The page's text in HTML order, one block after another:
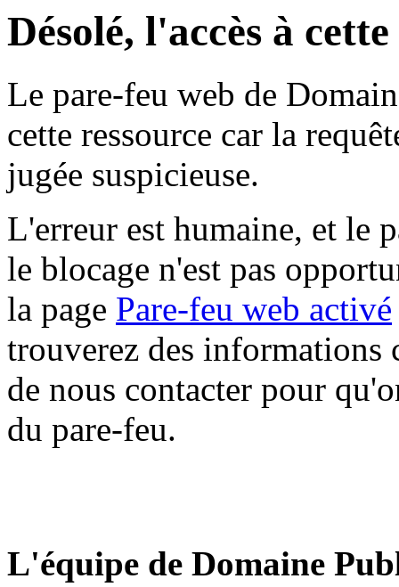
Désolé, l'accès à
Le pare-feu web de
cette ressource car la
jugée suspicieuse.
L'erreur est humaine, et le
le blocage n'est pas
la page Pare-feu web activé
trouverez des informations
de nous contacter pour
du pare-feu.
L'équipe de Domaine